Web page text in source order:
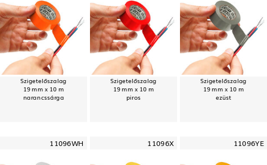
Szigetelőszalag
19 mm x 10 m
narancssárga
Szigetelőszalag
19 mm x 10 m
piros
Szigetelőszalag
19 mm x 10 m
ezüst
11096WH 11096X 11096YE